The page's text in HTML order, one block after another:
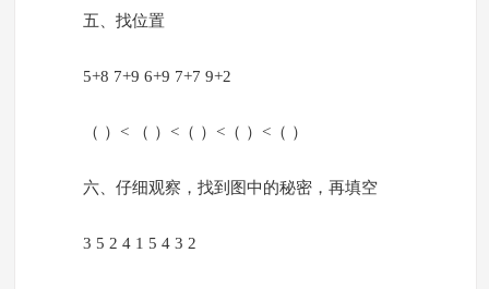
五、找位置
5+8 7+9 6+9 7+7 9+2
（ ）< （ ）<（ ）<（ ）<（ ）
六、仔细观察，找到图中的秘密，再填空
3 5 2 4 1 5 4 3 2